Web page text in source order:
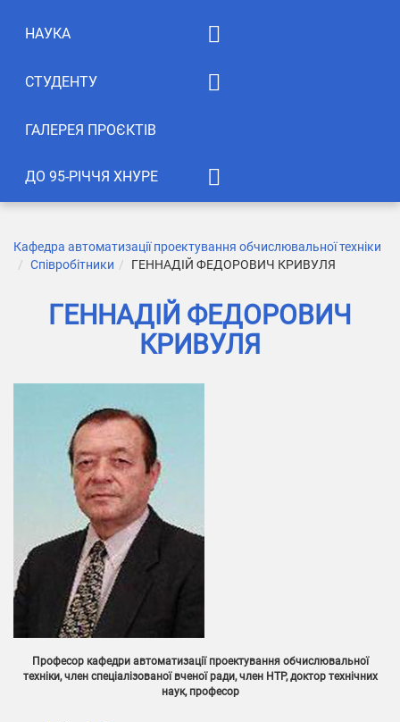
Відгуки студентів
НАУКА
Конференції
Публікації
Студентська творчість
Міжнародне
Наукові напрями
СТУДЕНТУ
ГАЛЕРЕЯ ПРОЄКТІВ
ДО 95-РІЧЧЯ ХНУРЕ
Кафедра АПОТ у 2005 році
Галерея привiтань
Cемінар до 95 річчя ХНУРЕ!
Кафедра автоматизації проектування обчислювальної техніки
Співробітники
ГЕННАДІЙ ФЕДОРОВИЧ КРИВУЛЯ
ГЕННАДІЙ ФЕДОРОВИЧ
КРИВУЛЯ
Професор кафедри автоматизації проектування обчислювальної
техніки, член спеціалізованої вченої ради, член НТР, доктор технічних
наук, професор